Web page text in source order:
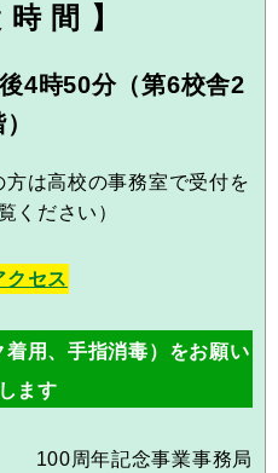
時 間 】
4時50分（第6校舎2
方は高校の事務室で受付を
ください）
クセス
用、手指消毒）をお願い
ます
100周年記念事業事務局